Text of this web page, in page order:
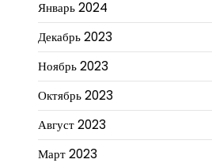
Январь 2024
Декабрь 2023
Ноябрь 2023
Октябрь 2023
Август 2023
Март 2023